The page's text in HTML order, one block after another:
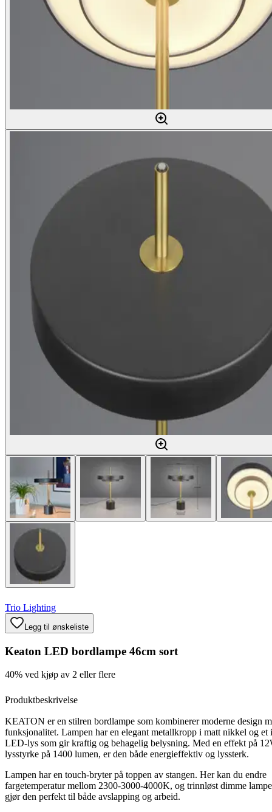
Trio Lighting
Legg til ønskeliste
Keaton LED bordlampe 46cm sort
40% ved kjøp av 2 eller flere
Produktbeskrivelse
KEATON er en stilren bordlampe som kombinerer moderne design
funksjonalitet. Lampen har en elegant metallkropp i matt nikkel og et
LED-lys som gir kraftig og behagelig belysning. Med en effekt på
lysstyrke på 1400 lumen, er den både energieffektiv og lyssterk.
Lampen har en touch-bryter på toppen av stangen. Her kan du endre
fargetemperatur mellom 2300-3000-4000K, og trinnløst dimme
gjør den perfekt til både avslapping og arbeid.